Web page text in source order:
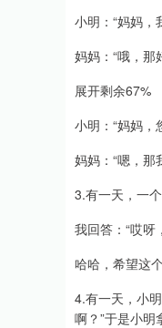
小明：“妈妈，
妈妈：“哦，那
展开剩余67%
小明：“妈妈，
妈妈：“嗯，
3.有一天，一
我回答：“哎
哈哈，希望这
4.有一天，小
啊？”于是小明